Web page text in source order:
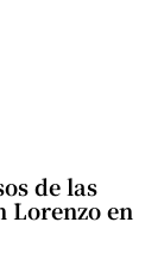
de las
Lorenzo en